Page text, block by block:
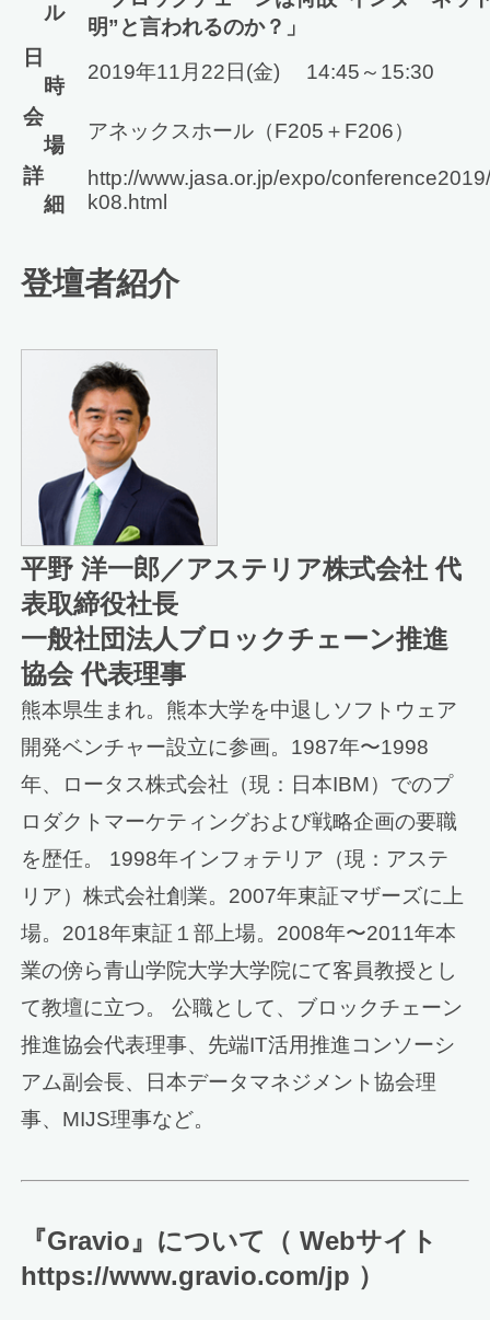
ル
明”と言われるのか？」
日
時
2019年11月22日(金) 14:45～15:30
会
場
アネックスホール（F205＋F206）
詳
細
http://www.jasa.or.jp/expo/
k08.html
登壇者紹介
平野 洋一郎／アステリア株式会社 代
表取締役社長
一般社団法人ブロックチェーン推進
協会 代表理事
熊本県生まれ。熊本大学を中退しソフトウェア
開発ベンチャー設立に参画。1987年〜1998
年、ロータス株式会社（現：日本IBM）でのプ
ロダクトマーケティングおよび戦略企画の要職
を歴任。 1998年インフォテリア（現：アステ
リア）株式会社創業。2007年東証マザーズに上
場。2018年東証１部上場。2008年〜2011年本
業の傍ら青山学院大学大学院にて客員教授とし
て教壇に立つ。 公職として、ブロックチェーン
推進協会代表理事、先端IT活用推進コンソーシ
アム副会長、日本データマネジメント協会理
事、MIJS理事など。
『Gravio』について（ Webサイト
https://www.gravio.com/jp ）